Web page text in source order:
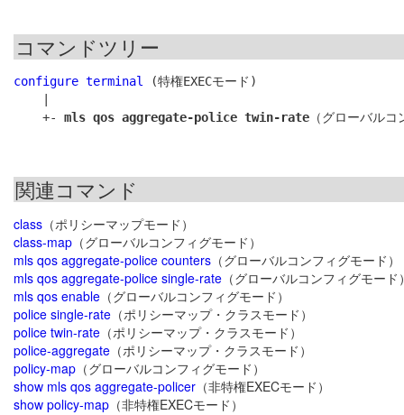
コマンドツリー
configure terminal
(特権EXECモード)
    +-
mls qos aggregate-police twin-rate
関連コマンド
class （ポリシーマップモード）
class-map （グローバルコンフィグモード）
mls qos aggregate-police counters （グローバルコンフィグモード）
mls qos aggregate-police single-rate （グローバルコンフィグモード
mls qos enable （グローバルコンフィグモード）
police single-rate （ポリシーマップ・クラスモード）
police twin-rate （ポリシーマップ・クラスモード）
police-aggregate （ポリシーマップ・クラスモード）
policy-map （グローバルコンフィグモード）
show mls qos aggregate-policer （非特権EXECモード）
show policy-map （非特権EXECモード）